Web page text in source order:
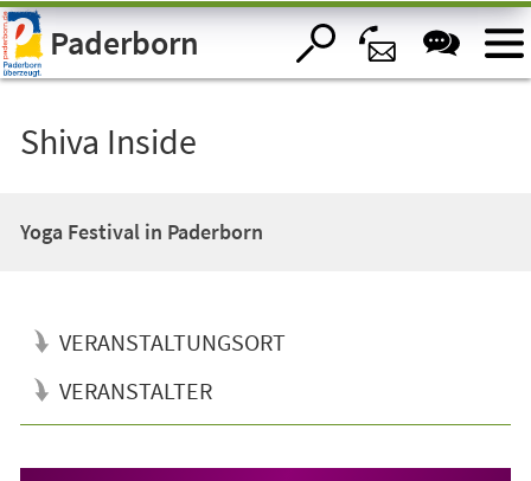
Visuelle
Assistenzsoftware
öffnen.Paderborn
Shiva Inside
Yoga Festival in Paderborn
VERANSTALTUNGSORT
VERANSTALTER